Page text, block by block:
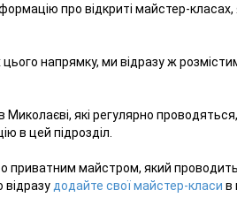
про відкриті майстер-класах,
напрямку, ми відразу ж
які регулярно проводяться,
в цей підрозділ.
майстром, який
додайте свої майстер-класи в